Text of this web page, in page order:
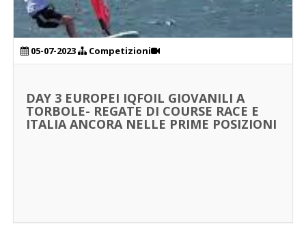
05-07-2023 Competizioni
DAY 3 EUROPEI IQFOIL GIOVANILI A
TORBOLE- REGATE DI COURSE RACE E
ITALIA ANCORA NELLE PRIME POSIZIONI